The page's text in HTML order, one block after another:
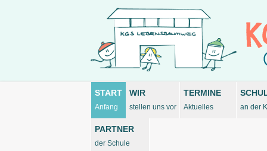
START
Anfang
WIR
stellen uns vor
TERMINE
Aktuelles an der
PARTNER
der Schule